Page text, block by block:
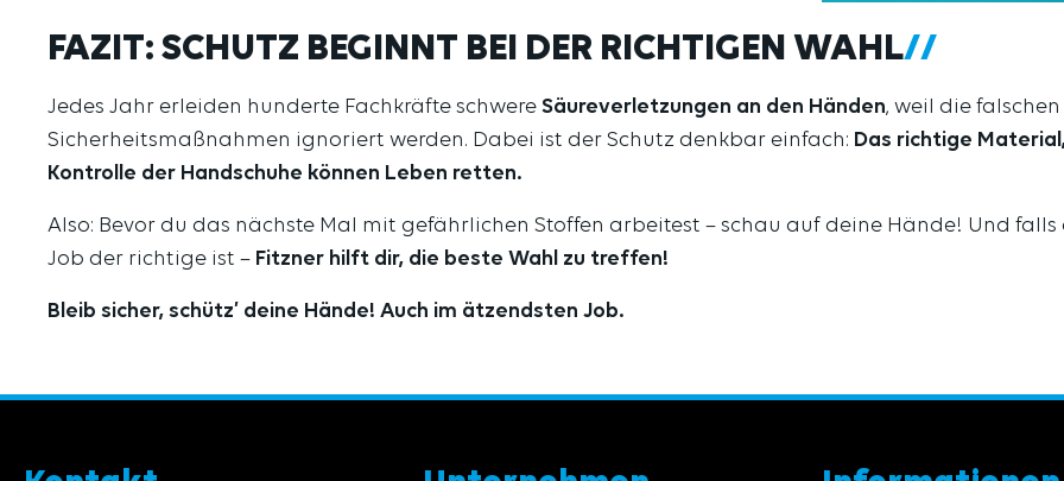
FAZIT: SCHUTZ BEGINNT BEI DER RICHTIGEN WAHL
Jedes Jahr erleiden hunderte Fachkräfte schwere Säureverletzungen an den Händen, weil die
Sicherheitsmaßnahmen ignoriert werden. Dabei ist der Schutz denkbar einfach: Das richtige
Kontrolle der Handschuhe können Leben retten.
Also: Bevor du das nächste Mal mit gefährlichen Stoffen arbeitest – schau auf deine Hände! Und
Job der richtige ist – Fitzner hilft dir, die beste Wahl zu treffen!
Bleib sicher, schütz’ deine Hände! Auch im ätzendsten Job.